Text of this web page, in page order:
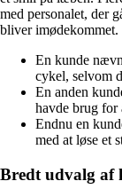
med personalet, der
bliver imødekommet.
En kunde
cykel, selvom
En anden
havde brug
Endnu en
med at løse et
Bredt udvalg af